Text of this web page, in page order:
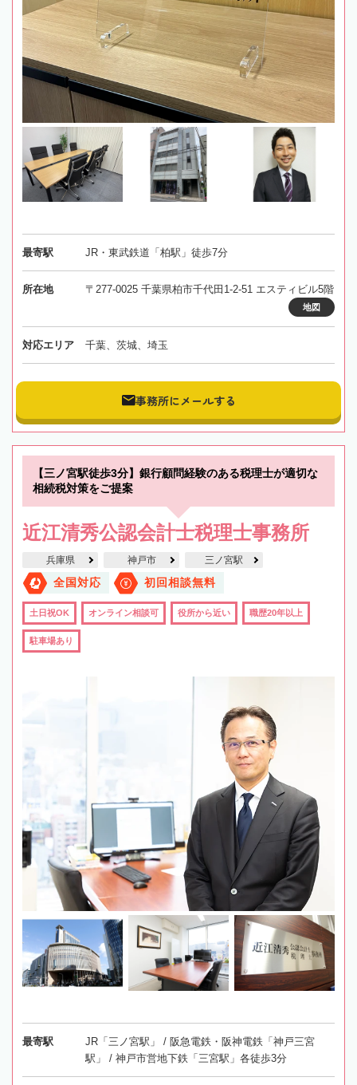
最寄駅 JR・東武鉄道「柏駅」徒歩7分
所在地 〒277-0025 千葉県柏市千代田1-2-51 エスティビル5階
地図
対応エリア 千葉、茨城、埼玉
事務所にメールする
【三ノ宮駅徒歩3分】銀行顧問経験のある税理士が適切な
相続税対策をご提案
近江清秀公認会計士税理士事務所
兵庫県 神戸市 三ノ宮駅
全国対応 初回相談無料
土日祝OK オンライン相談可 役所から近い 職歴20年以上
駐車場あり
最寄駅
JR「三ノ宮駅」 / 阪急電鉄・阪神電鉄「神戸三宮
駅」 / 神戸市営地下鉄「三宮駅」各徒歩3分